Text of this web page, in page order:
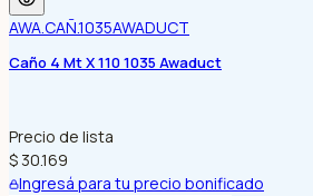
AWA.CAÑ.1035AWADUCT
Caño 4 Mt X 110 1035 Awaduct
Precio de lista
$ 30.169
Ingresá para tu precio bonificado